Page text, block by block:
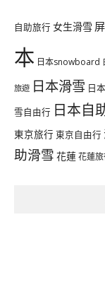
自助旅行 女生滑雪
本 日本snowboard
旅遊 日本滑雪 日
雪自由行 日本自
東京旅行 東京自由行
助滑雪 花蓮花蓮